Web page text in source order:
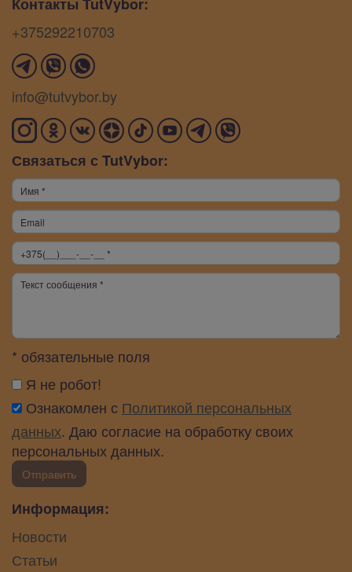
+375292210703
info@tutvybor.by
Связаться с TutVybor:
* обязательные поля
Я не робот!
Ознакомлен с Политикой персональных
данных. Даю согласие на обработку своих
персональных данных.
Отправить
Информация:
Новости
Статьи